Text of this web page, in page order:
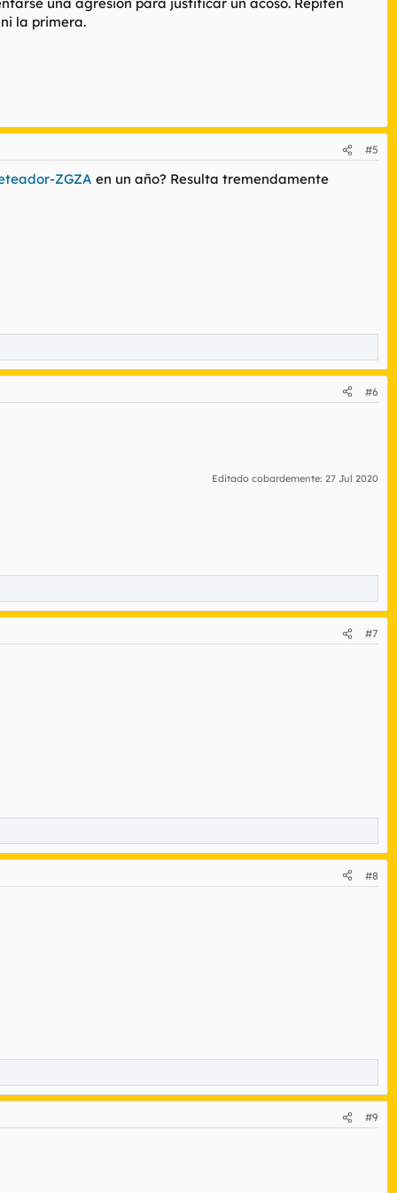
la primera.
#5
ZGZA en un año? Resulta tremendamente
#6
Editado cobardemente: 27 Jul 2020
#7
#8
#9